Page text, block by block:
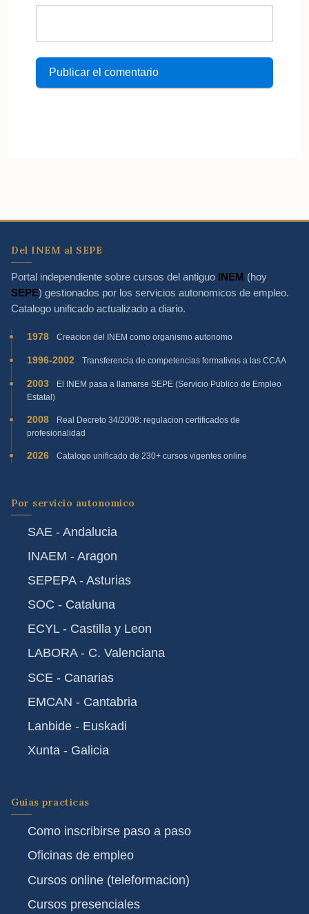
Del INEM al SEPE
Portal independiente sobre cursos del antiguo INEM (hoy
SEPE) gestionados por los servicios autonomicos de empleo.
Catalogo unificado actualizado a diario.
1978 Creacion del INEM como organismo autonomo
1996-2002 Transferencia de competencias formativas a las CCAA
2003
El INEM pasa a llamarse SEPE (Servicio Publico de Empleo
Estatal)
2008
Real Decreto 34/2008: regulacion certificados de
profesionalidad
2026 Catalogo unificado de 230+ cursos vigentes online
Por servicio autonomico
SAE - Andalucia
INAEM - Aragon
SEPEPA - Asturias
SOC - Cataluna
ECYL - Castilla y Leon
LABORA - C. Valenciana
SCE - Canarias
EMCAN - Cantabria
Lanbide - Euskadi
Xunta - Galicia
Guias practicas
Como inscribirse paso a paso
Oficinas de empleo
Cursos online (teleformacion)
Cursos presenciales